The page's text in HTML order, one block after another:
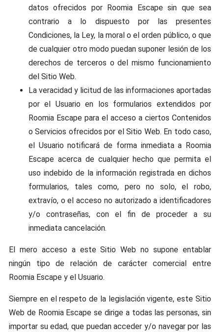
datos ofrecidos por Roomia Escape sin que sea
contrario a lo dispuesto por las presentes
Condiciones, la Ley, la moral o el orden público, o que
de cualquier otro modo puedan suponer lesión de los
derechos de terceros o del mismo funcionamiento
del Sitio Web.
La veracidad y licitud de las informaciones aportadas
por el Usuario en los formularios extendidos por
Roomia Escape para el acceso a ciertos Contenidos
o Servicios ofrecidos por el Sitio Web. En todo caso,
el Usuario notificará de forma inmediata a Roomia
Escape acerca de cualquier hecho que permita el
uso indebido de la información registrada en dichos
formularios, tales como, pero no solo, el robo,
extravío, o el acceso no autorizado a identificadores
y/o contraseñas, con el fin de proceder a su
inmediata cancelación.
El mero acceso a este Sitio Web no supone entablar
ningún tipo de relación de carácter comercial entre
Roomia Escape y el Usuario.
Siempre en el respeto de la legislación vigente, este Sitio
Web de Roomia Escape se dirige a todas las personas, sin
importar su edad, que puedan acceder y/o navegar por las